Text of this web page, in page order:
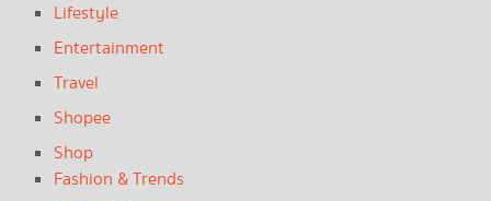
Lifestyle
Entertainment
Travel
Shopee
Shop
Fashion & Trends